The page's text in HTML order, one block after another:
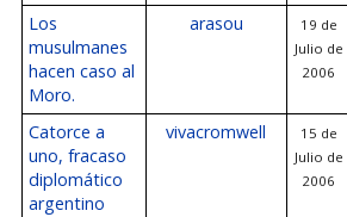
Los
musulmanes
hacen caso al
Moro.
arasou
19 de
Julio de
2006
Catorce a
uno, fracaso
diplomático
argentino
vivacromwell
15 de
Julio de
2006